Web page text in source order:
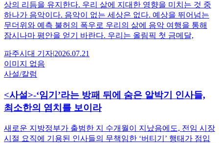
상의 리듬을 유지한다. 우리 삶에 지대한 영향을 미치는 것 중
하나가 음악이다. 음악이 없는 세상은 없다. 예상을 뛰어넘는
무더위와 예측 불허의 폭우로 우리의 삶에 음악 여행을 통해
잠시나마 평안을 얻기 바란다. 우리는 올림픽 첫 금메달,
파주시대 기자|2026.07.21
이미지 없음
사설/칼럼
<사설>-‘임기’라는 방패 뒤에 숨은 알박기 인사들,
최소한의 염치를 보이라
새로운 지방정부가 출범한 지 수개월이 지났음에도, 전임 시장
시절 요직에 기용된 인사들의 무책임한 ‘버티기’ 행태가 점입